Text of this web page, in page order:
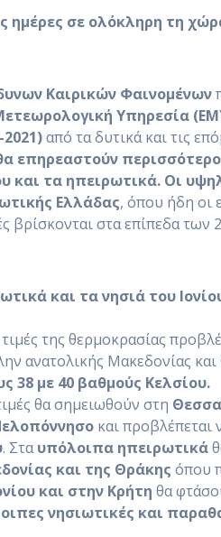
ημέρες σε ολόκληρη τη
Καιρικών Φαινομένων
Υπηρεσία
από τα δυτικά και τις
επηρεαστούν
και τα ηπειρωτικά. Οι
Ελλάδας, όπου ήδη οι
βρίσκονται στα επίπεδα
και τα νησιά του
τιμές της θερμοκρασίας
ανατολικής Μακεδονίας
38 με 40 βαθμούς Κελσίου.
θα σημειωθούν στη
και προβλέπεται
. Σταυπόλοιπα ηπειρωτικά
και της Θράκης όπου
και στην Κρήτη θα
νησιωτικές και